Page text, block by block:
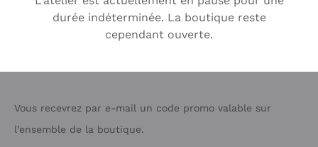
Inscription à la newsletter : 10 % sur votre
première commande
Vous recevrez par e-mail un code promo valable sur
l’ensemble de la boutique.
durée indéterminée. La boutique reste
cependant ouverte.